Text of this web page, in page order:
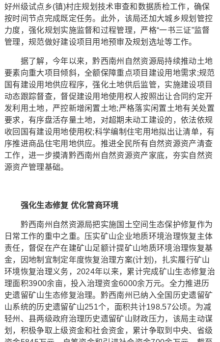
好州级试点乡(镇)村庄规划技术审查和数据质检工作，确保
按时间节点完成既定任务。此外，该局还加大城乡规划管控
力度，强化规划实施监督和过程管理，严格“一书三证”监督
管理，规范做好建设项目用地预审及规划选址等工作。
据了解，今年以来，黔西南州自然资源局持续推动土地
要素向重大项目倾斜，全额保障重点项目建设用地需求;规范
国有建设用地供应程序，强化土地供后监管，实施建设项目
动态跟踪督查，督促建设用地使用权人按照出让合同约定开
发利用土地，严控新增闲置土地;严格落实闲置土地有关处置
要求，有序盘活存量土地，对超期未动工建设的，依法依规
收回国有建设用地使用权;科学编制住宅用地拟出让清单，有
序推进商品住宅用地供应。推进全民所有自然资源资产清查
工作，进一步摸清黔西南州自然资源资产家底，夯实自然资
源资产管理基础。
强化生态修复 优化营商环境
黔西南州自然资源局把实施国土空间生态保护修复作为
日常工作的重中之重。压实矿山企业地质环境治理恢复主体
责任，督促在产在建矿山足额计提矿山地质环境治理恢复基
金，因地制宜制定年度恢复治理方案(计划)，扎实履行矿山
环境恢复治理义务，2024年以来，累计完成矿山生态修复治
理面积3900余亩，投入治理资金6000余万元。全力推进历
史遗留矿山生态修复治理。黔西南州已纳入全国历史遗留矿
山系统的历史遗留矿山251个，面积共计198.57公顷。为减
轻州、县两级政府治理历史遗留矿山财政压力，该局主动谋
划，积极争取上级资金和社会资金，累计争取到中央、省级